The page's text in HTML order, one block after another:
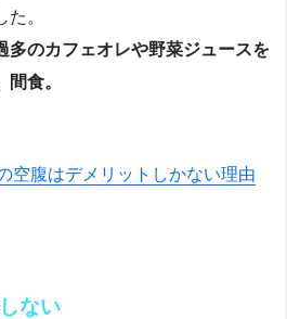
。
多のカフェオレや野菜ジュースを
食。
空腹はデメリットしかない理由
ない